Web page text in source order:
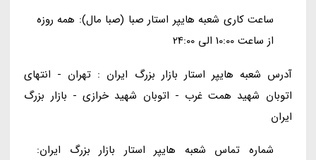
ساعت کاری شعبه هایپر استار صبا (صبا مال): همه روزه
از ساعت 10:00 الی 24:00
آدرس شعبه هایپر استار بازار بزرگ ایران : تهران - انتهای
اتوبان شهید همت غرب - اتوبان شهید خرازی - بازار بزرگ
ایران
شماره تماس شعبه هایپر استار بازار بزرگ ایران: